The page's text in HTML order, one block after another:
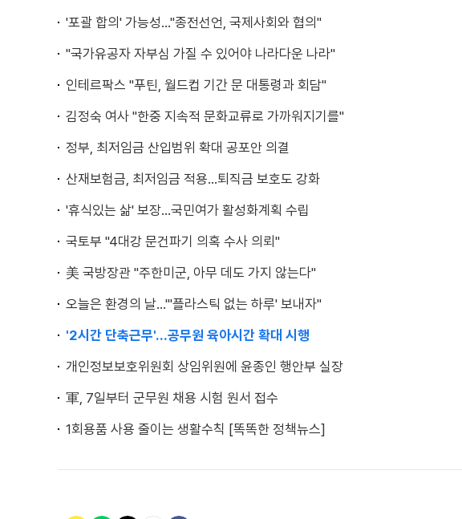
'포괄 합의' 가능성..."종전선언, 국제사회와 협의"
"국가유공자 자부심 가질 수 있어야 나라다운 나라"
인테르팍스 "푸틴, 월드컵 기간 문 대통령과 회담"
김정숙 여사 "한중 지속적 문화교류로 가까워지기를"
정부, 최저임금 산입범위 확대 공포안 의결
산재보험금, 최저임금 적용...퇴직금 보호도 강화
'휴식있는 삶' 보장...국민여가 활성화계획 수립
국토부 "4대강 문건파기 의혹 수사 의뢰"
美 국방장관 "주한미군, 아무 데도 가지 않는다"
오늘은 환경의 날..."'플라스틱 없는 하루' 보내자"
'2시간 단축근무'...공무원 육아시간 확대 시행
개인정보보호위원회 상임위원에 윤종인 행안부 실장
軍, 7일부터 군무원 채용 시험 원서 접수
1회용품 사용 줄이는 생활수칙 [똑똑한 정책뉴스]